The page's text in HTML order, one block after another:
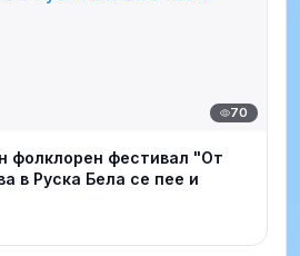
70
фолклорен фестивал "От
в Руска Бела се пее и